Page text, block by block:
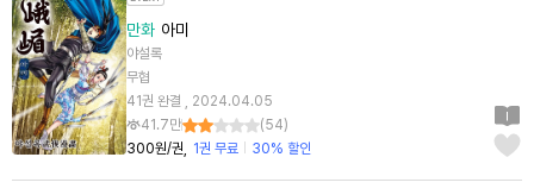
만화 아미
야설록
무협
41권 완결 , 2024.04.05
41.7만
(54)
300원/권
1권 무료 30% 할인